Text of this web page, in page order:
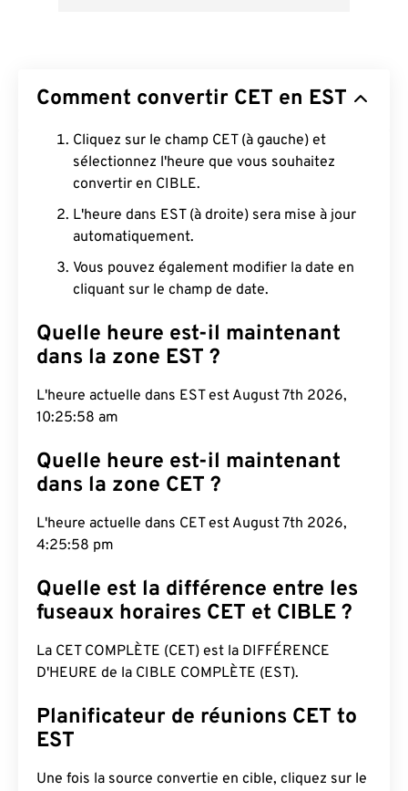
Comment convertir CET en EST
Cliquez sur le champ CET (à gauche) et
sélectionnez l'heure que vous souhaitez
convertir en CIBLE.
L'heure dans EST (à droite) sera mise à jour
automatiquement.
Vous pouvez également modifier la date en
cliquant sur le champ de date.
Quelle heure est-il maintenant
dans la zone EST ?
L'heure actuelle dans EST est August 7th 2026,
10:25:59 am
Quelle heure est-il maintenant
dans la zone CET ?
L'heure actuelle dans CET est August 7th 2026,
4:25:59 pm
Quelle est la différence entre les
fuseaux horaires CET et CIBLE ?
La CET COMPLÈTE (CET) est la DIFFÉRENCE
D'HEURE de la CIBLE COMPLÈTE (EST).
Planificateur de réunions CET to
EST
Une fois la source convertie en cible, cliquez sur le